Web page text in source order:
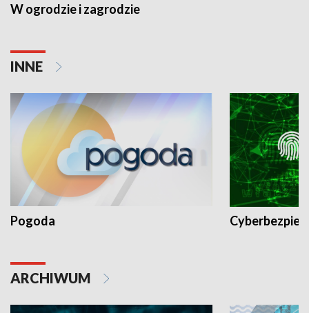
W ogrodzie i zagrodzie
INNE
Pogoda
ARCHIWUM